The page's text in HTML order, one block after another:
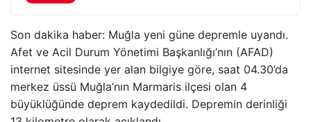
Son dakika haber: Muğla yeni güne depremle uyandı.
Afet ve Acil Durum Yönetimi Başkanlığı’nın (AFAD)
internet sitesinde yer alan bilgiye göre, saat 04.30’da
merkez üssü Muğla’nın Marmaris ilçesi olan 4
büyüklüğünde deprem kaydedildi. Depremin derinliği